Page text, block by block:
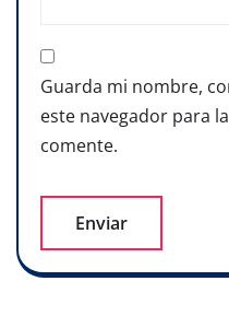
Guarda mi nombre,
este navegador para
comente.